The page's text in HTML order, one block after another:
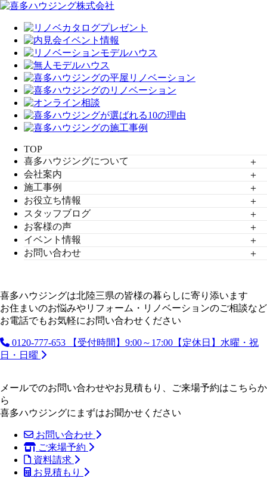
TOP
喜多ハウジングについて
会社案内
施工事例
お役立ち情報
スタッフブログ
お客様の声
イベント情報
お問い合わせ
喜多ハウジングは北陸三県の皆様の暮らしに寄り添います
お住まいのお悩みやリフォーム・リノベーションのご相談など
お電話でもお気軽にお問い合わせください
0120-777-653
【受付時間】9:00～17:00【定休日】水曜・祝
日・日曜
メールでのお問い合わせやお見積もり、ご来場予約はこちらか
ら
喜多ハウジングにまずはお聞かせください
お問い合わせ
ご来場予約
資料請求
お見積もり